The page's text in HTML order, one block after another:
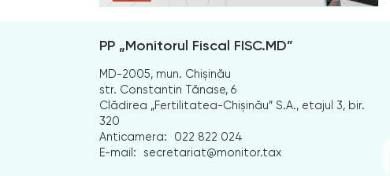
PP „Monitorul Fiscal FISC.MD”
MD-2005, mun. Chișinău
str. Constantin Tănase, 6
Clădirea „Fertilitatea-Chișinău” S.A., etajul 3, bir.
320
Anticamera:
022 822 024
E-mail:
secretariat@monitor.tax